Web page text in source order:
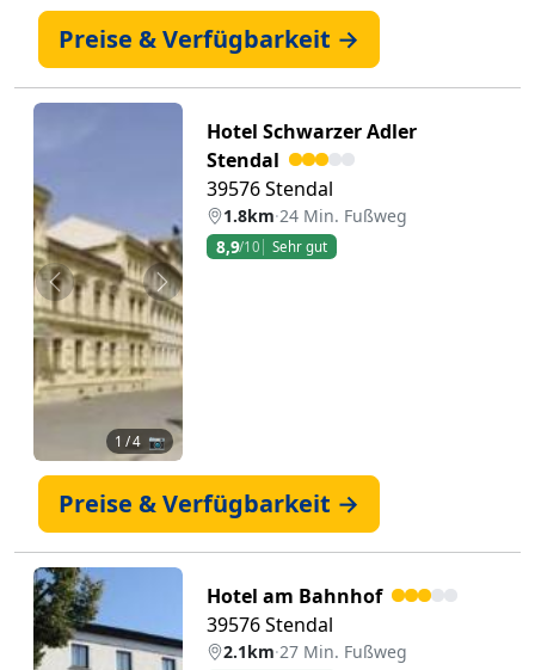
Preise & Verfügbarkeit →
Zurück Weiter
1 / 4 📷
Hotel Schwarzer Adler
Stendal
39576 Stendal
1.8km·24 Min. Fußweg
8,9/10 Sehr gut
Preise & Verfügbarkeit →
Hotel am Bahnhof
39576 Stendal
2.1km·27 Min. Fußweg